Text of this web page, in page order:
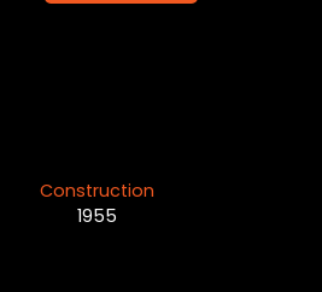
Construction
1955